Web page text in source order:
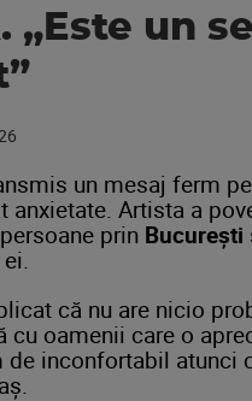
„Este un
un mesaj ferm
anxietate. Artista a
prin București
că nu are nicio
cu oamenii care o
de inconfortabil atunci